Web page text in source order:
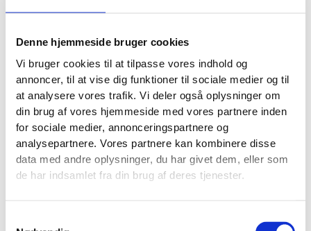
Denne hjemmeside bruger cookies
Vi bruger cookies til at tilpasse vores indhold og
annoncer, til at vise dig funktioner til sociale medier og til
at analysere vores trafik. Vi deler også oplysninger om
din brug af vores hjemmeside med vores partnere inden
for sociale medier, annonceringspartnere og
analysepartnere. Vores partnere kan kombinere disse
data med andre oplysninger, du har givet dem, eller som
de har indsamlet fra din brug af deres tjenester.
hjælper det ikke at installere mere tracking. Så får du
bare mere støj.
Start med en måleplan
Det første, jeg vil have på plads, er en enkel
måleplan. Ikke et langt dokument. Bare et klart svar
på, hvilke handlinger der faktisk betyder noget.
For en lokal servicevirksomhed vil det ofte være: